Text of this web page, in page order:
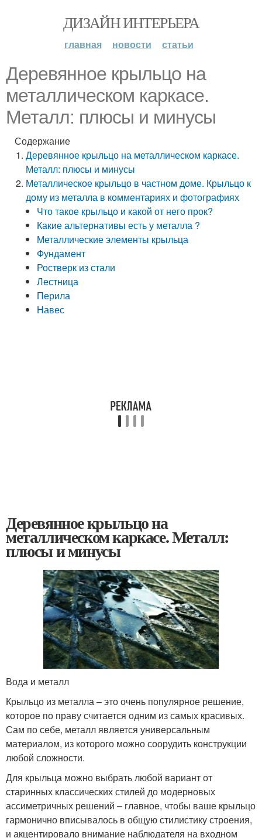
ДИЗАЙН ИНТЕРЬЕРА
главная новости статьи
Деревянное крыльцо на
металлическом каркасе.
Металл: плюсы и минусы
Содержание
Деревянное крыльцо на металлическом каркасе.
Металл: плюсы и минусы
Металлическое крыльцо в частном доме. Крыльцо к
дому из металла в комментариях и фотографиях
Что такое крыльцо и какой от него прок?
Какие альтернативы есть у металла ?
Металлические элементы крыльца
Фундамент
Ростверк из стали
Лестница
Перила
Навес
Деревянное крыльцо на
металлическом каркасе. Металл:
плюсы и минусы
Вода и металл
Крыльцо из металла – это очень популярное решение,
которое по праву считается одним из самых красивых.
Сам по себе, металл является универсальным
материалом, из которого можно соорудить конструкции
любой сложности.
Для крыльца можно выбрать любой вариант от
старинных классических стилей до модерновых
ассиметричных решений – главное, чтобы ваше крыльцо
гармонично вписывалось в общую стилистику строения,
и акцентировало внимание наблюдателя на входном